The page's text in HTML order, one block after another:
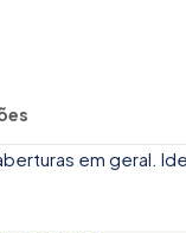
em geral.